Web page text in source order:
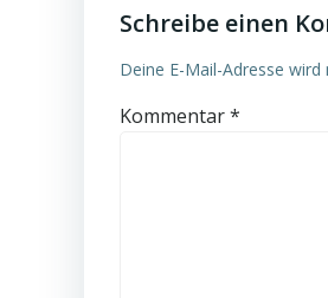
Schreibe einen
Deine E-Mail-Adresse
Kommentar*